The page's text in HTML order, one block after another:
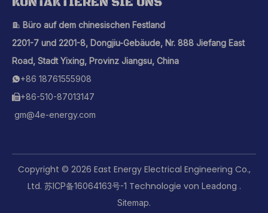
 Büro auf dem chinesischen Festland
2201-7 und 2201-8, Dongjiu-Gebäude, Nr. 888 Jiefang East
Road, Stadt Yixing, Provinz Jiangsu, China
+86 18761555908
+86-510-87013147
gm@4e-energy.com
Copyright © 2026 East Energy Electrical Engineering Co.,
Ltd. 苏ICP备16064163号-1 Technologie von Leadong .
Sitemap.